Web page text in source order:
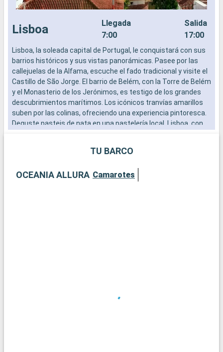
Lisboa
Llegada
7:00
Salida
17:00
Lisboa, la soleada capital de Portugal, le conquistará con sus
barrios históricos y sus vistas panorámicas. Pasee por las
callejuelas de la Alfama, escuche el fado tradicional y visite el
Castillo de São Jorge. El barrio de Belém, con la Torre de Belém
y el Monasterio de los Jerónimos, es testigo de los grandes
descubrimientos marítimos. Los icónicos tranvías amarillos
suben por las colinas, ofreciendo una experiencia pintoresca.
Deguste pasteis de nata en una pastelería local. Lisboa, con
TU BARCO
OCEANIA ALLURA Camarotes